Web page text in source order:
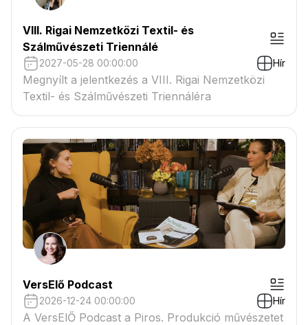
VIII. Rigai Nemzetközi Textil- és
Szálművészeti Triennálé
2027-05-28 00:00:00 Hír
Megnyílt a jelentkezés a VIII. Rigai Nemzetközi
Textil- és Szálművészeti Triennáléra
VersElő Podcast
2026-12-24 00:00:00 Hír
A VersElŐ Podcast a Piros. Produkció művészetet